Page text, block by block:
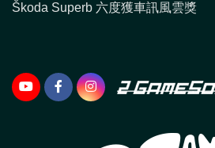
Škoda Superb 六度獲車訊風雲獎